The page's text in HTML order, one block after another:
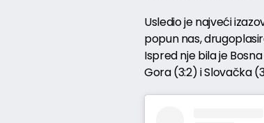
Usledio je najveći
popun nas,
Ispred nje bila je
Gora (3:2) i Slovačka